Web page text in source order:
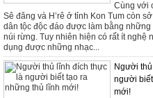
Cùng với
Sê đăng và H’rê ở tỉnh Kon Tum còn
dân tộc độc đáo được làm bằng
núi rừng. Tuy nhiên hiện có rất ít nghệ
dụng được những nhạc...
Người
người
mới!